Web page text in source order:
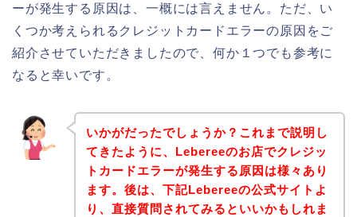
ーが発生する原因は、一概には言えません。ただ、い
くつか考えられるクレジットカードエラーの原因をご
紹介させていただきましたので、何か１つでも参考に
なると幸いです。
いかがだったでしょうか？これまで説明し
てきたように、Lebereeのお店でクレジッ
トカードエラーが発生する原因は様々あり
ます。後は、下記Lebereeの公式サイトよ
り、直接質問されてみるといいかもしれま